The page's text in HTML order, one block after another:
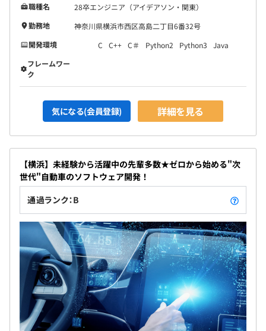
職種名
28卒エンジニア（アイデアソン・関東）
勤務地
神奈川県横浜市西区高島二丁目6番32号
開発環境
C C++ C＃ Python2 Python3
Java
フレームワー
ク
気になる(会員登録) 詳細を見る
【横浜】未経験から活躍中の先輩多数★ゼロから始める"次
世代"自動車のソフトウェア開発！
通過ランク：B